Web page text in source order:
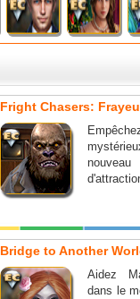
Fright Chasers:
Bridge to Another
Aidez
dans le